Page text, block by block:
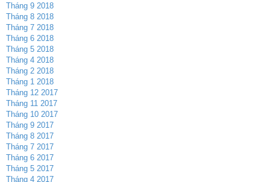
Tháng 9 2018
Tháng 8 2018
Tháng 7 2018
Tháng 6 2018
Tháng 5 2018
Tháng 4 2018
Tháng 2 2018
Tháng 1 2018
Tháng 12 2017
Tháng 11 2017
Tháng 10 2017
Tháng 9 2017
Tháng 8 2017
Tháng 7 2017
Tháng 6 2017
Tháng 5 2017
Tháng 4 2017